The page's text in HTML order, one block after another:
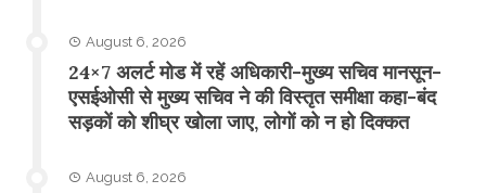
August 6, 2026
24×7 अलर्ट मोड में रहें अधिकारी-मुख्य सचिव मानसून-
एसईओसी से मुख्य सचिव ने की विस्तृत समीक्षा कहा-बंद
सड़कों को शीघ्र खोला जाए, लोगों को न हो दिक्कत
August 6, 2026